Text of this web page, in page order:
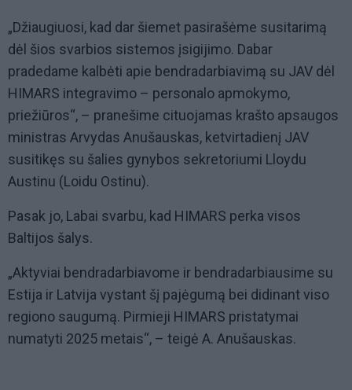
„Džiaugiuosi, kad dar šiemet pasirašėme susitarimą
dėl šios svarbios sistemos įsigijimo. Dabar
pradedame kalbėti apie bendradarbiavimą su JAV dėl
HIMARS integravimo – personalo apmokymo,
priežiūros“, – pranešime cituojamas krašto apsaugos
ministras Arvydas Anušauskas, ketvirtadienį JAV
susitikęs su šalies gynybos sekretoriumi Lloydu
Austinu (Loidu Ostinu).
Pasak jo, Labai svarbu, kad HIMARS perka visos
Baltijos šalys.
„Aktyviai bendradarbiavome ir bendradarbiausime su
Estija ir Latvija vystant šį pajėgumą bei didinant viso
regiono saugumą. Pirmieji HIMARS pristatymai
numatyti 2025 metais“, – teigė A. Anušauskas.